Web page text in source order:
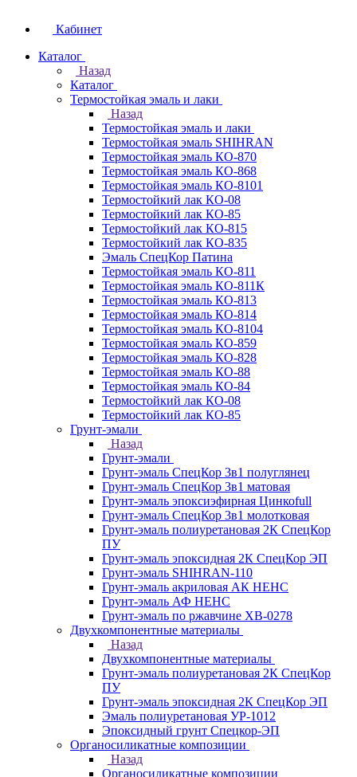
Кабинет
Каталог
Назад
Каталог
Термостойкая эмаль и лаки
Назад
Термостойкая эмаль и лаки
Термостойкая эмаль SHIHRAN
Термостойкая эмаль КО-870
Термостойкая эмаль КО-868
Термостойкая эмаль КО-8101
Термостойкий лак КО-08
Термостойкий лак КО-85
Термостойкий лак КО-815
Термостойкий лак КО-835
Эмаль СпецКор Патина
Термостойкая эмаль КО-811
Термостойкая эмаль КО-811К
Термостойкая эмаль КО-813
Термостойкая эмаль КО-814
Термостойкая эмаль КО-8104
Термостойкая эмаль КО-859
Термостойкая эмаль КО-828
Термостойкая эмаль КО-88
Термостойкая эмаль КО-84
Термостойкий лак КО-08
Термостойкий лак КО-85
Грунт-эмали
Назад
Грунт-эмали
Грунт-эмаль СпецКор 3в1 полуглянец
Грунт-эмаль СпецКор 3в1 матовая
Грунт-эмаль эпоксиэфирная Цинкоfull
Грунт-эмаль СпецКор 3в1 молотковая
Грунт-эмаль полиуретановая 2К СпецКор
ПУ
Грунт-эмаль эпоксидная 2К СпецКор ЭП
Грунт-эмаль SHIHRAN-110
Грунт-эмаль акриловая АК НЕНС
Грунт-эмаль АФ НЕНС
Грунт-эмаль по ржавчине ХВ-0278
Двухкомпонентные материалы
Назад
Двухкомпонентные материалы
Грунт-эмаль полиуретановая 2К СпецКор
ПУ
Грунт-эмаль эпоксидная 2К СпецКор ЭП
Эмаль полиуретановая УР-1012
Эпоксидный грунт Спецкор-ЭП
Органосиликатные композиции
Назад
Органосиликатные композиции